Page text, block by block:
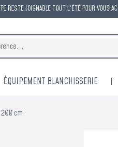
RESTE JOIGNABLE TOUT L'ÉTÉ POUR VOUS
ÉQUIPEMENT BLANCHISSERIE
200 cm